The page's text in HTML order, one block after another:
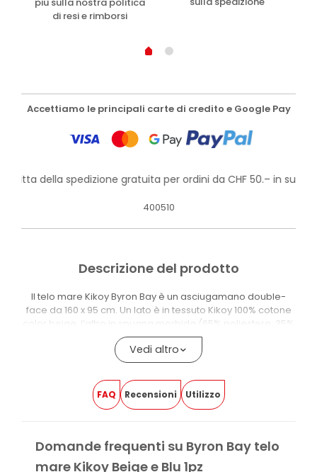
più sulla nostra politica
di resi e rimborsi
Accettiamo le principali carte di credito e Google Pay
della spedizione gratuita per ordini da CHF 50.– in su!
400510
Descrizione del prodotto
Il telo mare Kikoy Byron Bay è un asciugamano double-
face da 160 x 95 cm. Un lato è in tessuto Kikoy 100% cotone
color beige, l’altro in spugna morbida (65% poliestere, 35%
cotone) color turchese per asciugatura rapida.
La tasca con velcro integrata permette di tenere al sicuro
a bordo piscina.
Il formato leggero e compatto si adatta facilmente alla
BENEFICI DI BYRON BAY TELO MARE KIKOY
Vedi altro
FAQ Recensioni Utilizzo
Domande frequenti su Byron Bay telo
mare Kikoy Beige e Blu 1pz